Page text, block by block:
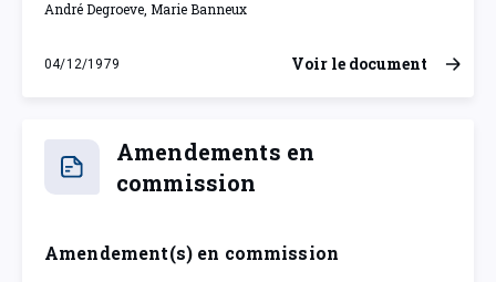
André Degroeve, Marie Banneux
04/12/1979
mardi 4 décembre 1979
Voir le document
Amendements en
commission
Amendement(s) en commission